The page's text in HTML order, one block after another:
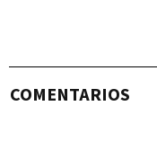
COMENTARIOS